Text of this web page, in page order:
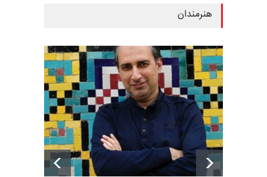
هنرمندان